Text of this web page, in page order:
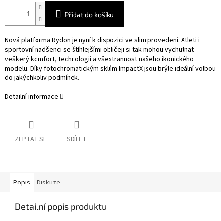
Přidat do košíku
Nová platforma Rydon je nyní k dispozici ve slim provedení. Atleti i
sportovní nadšenci se štíhlejšími obličeji si tak mohou vychutnat
veškerý komfort, technologii a všestrannost našeho ikonického
modelu. Díky fotochromatickým sklům ImpactX jsou brýle ideální volbou
do jakýchkoliv podmínek.
Detailní informace
ZEPTAT SE SDÍLET
Popis Diskuze
Detailní popis produktu